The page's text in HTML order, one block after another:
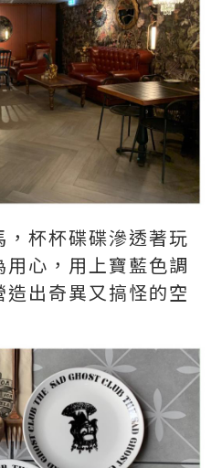
杯杯碟碟滲透著玩
心，用上寶藍色調
出奇異又搞怪的空